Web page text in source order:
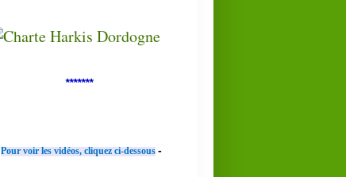
*******
Pour voir les vidéos, cliquez ci-dessous -